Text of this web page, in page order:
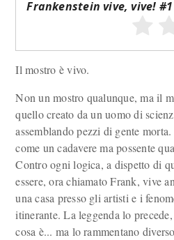
Frankenstein vive, vive! #1
Il mostro è vivo.
Non un mostro qualunque, ma il
quello creato da un uomo di
assemblando pezzi di gente
come un cadavere ma possente
Contro ogni logica, a dispetto di
essere, ora chiamato Frank, vive
una casa presso gli artisti e i
itinerante. La leggenda lo
cosa è... ma lo rammentano